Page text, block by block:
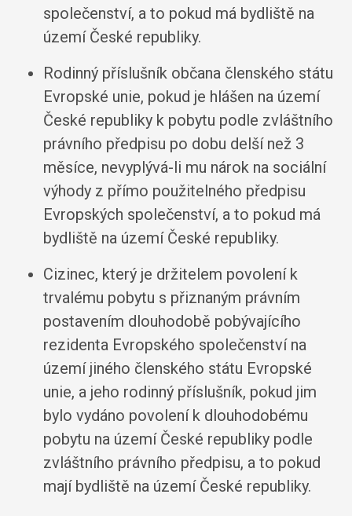
společenství, a to pokud má bydliště na
území České republiky.
Rodinný příslušník občana členského státu
Evropské unie, pokud je hlášen na území
České republiky k pobytu podle zvláštního
právního předpisu po dobu delší než 3
měsíce, nevyplývá-li mu nárok na sociální
výhody z přímo použitelného předpisu
Evropských společenství, a to pokud má
bydliště na území České republiky.
Cizinec, který je držitelem povolení k
trvalému pobytu s přiznaným právním
postavením dlouhodobě pobývajícího
rezidenta Evropského společenství na
území jiného členského státu Evropské
unie, a jeho rodinný příslušník, pokud jim
bylo vydáno povolení k dlouhodobému
pobytu na území České republiky podle
zvláštního právního předpisu, a to pokud
mají bydliště na území České republiky.